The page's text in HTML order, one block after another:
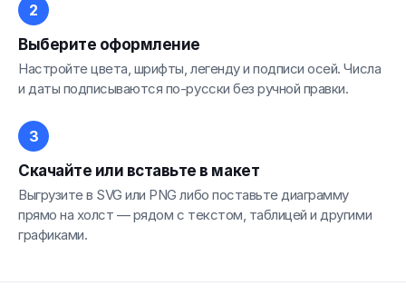
Выберите оформление
Настройте цвета, шрифты, легенду и подписи осей. Числа
и даты подписываются по-русски без ручной правки.
Скачайте или вставьте в макет
Выгрузите в SVG или PNG либо поставьте диаграмму
прямо на холст — рядом с текстом, таблицей и другими
графиками.